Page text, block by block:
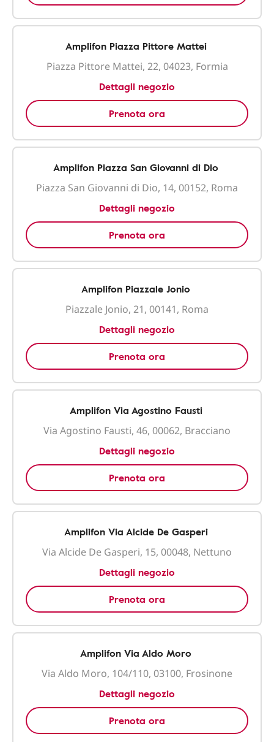
Amplifon Piazza Pittore Mattei
Piazza Pittore Mattei, 22, 04023, Formia
Dettagli negozio
Prenota ora
Amplifon Piazza San Giovanni di Dio
Piazza San Giovanni di Dio, 14, 00152, Roma
Dettagli negozio
Prenota ora
Amplifon Piazzale Jonio
Piazzale Jonio, 21, 00141, Roma
Dettagli negozio
Prenota ora
Amplifon Via Agostino Fausti
Via Agostino Fausti, 46, 00062, Bracciano
Dettagli negozio
Prenota ora
Amplifon Via Alcide De Gasperi
Via Alcide De Gasperi, 15, 00048, Nettuno
Dettagli negozio
Prenota ora
Amplifon Via Aldo Moro
Via Aldo Moro, 104/110, 03100, Frosinone
Dettagli negozio
Prenota ora